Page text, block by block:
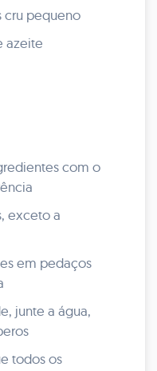
cru pequeno
azeite
com o
exceto a
em pedaços
junte a água,
todos os